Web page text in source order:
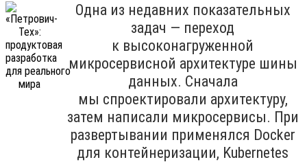
Одна из недавних показательных
задач — переход
к высоконагруженной
микросервисной архитектуре шины
данных. Сначала
мы спроектировали архитектуру,
затем написали микросервисы. При
развертывании применялся Docker
для контейнеризации, Kubernetes